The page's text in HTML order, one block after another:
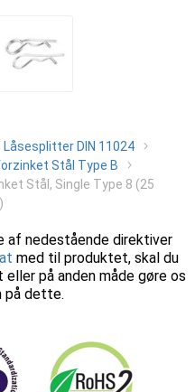
Låsesplitter DIN 11024
Stål Type B
Stål, Single Type 8 (25
af nedestående direktiver
med til produktet, skal du
på anden måde gøre os
på dette.